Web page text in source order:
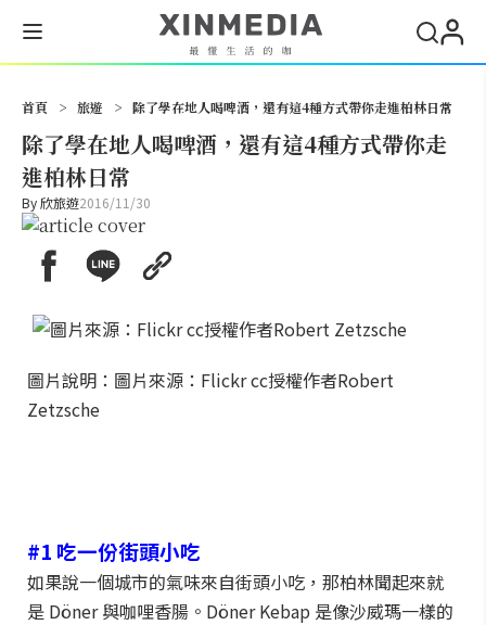
首頁 > 旅遊 > 除了學在地人喝啤酒，還有這4種方式帶你走進柏林日常
除了學在地人喝啤酒，還有這4種方式帶你走
進柏林日常
By欣旅遊2016/11/30
圖片說明：圖片來源：Flickr cc授權作者Robert
Zetzsche
#1 吃一份街頭小吃
如果說一個城市的氣味來自街頭小吃，那柏林聞起來就
是 Döner 與咖哩香腸。Döner Kebap 是像沙威瑪一樣的